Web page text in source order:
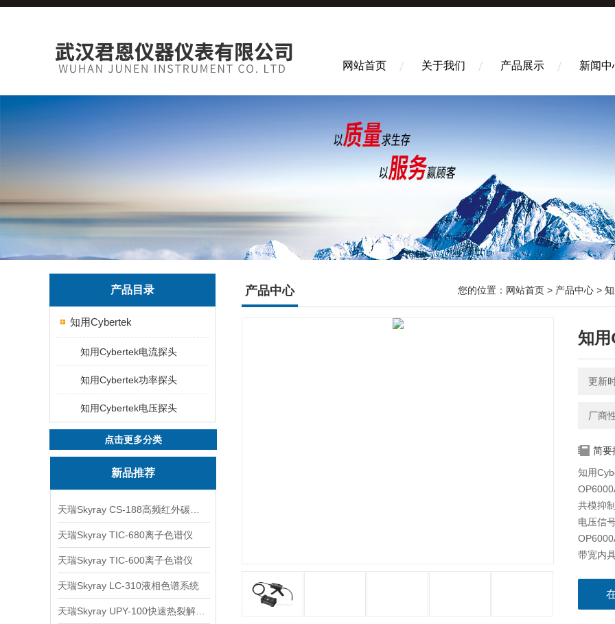
网站首页 关于我们 产品展示 新闻中
产品目录
知用Cybertek
知用Cybertek电流探头
知用Cybertek功率探头
知用Cybertek电压探头
点击更多分类
新品推荐
天瑞Skyray TIC-680离子色谱仪
天瑞Skyray TIC-600离子色谱仪
天瑞Skyray LC-310液相色谱系统
产品中心 您的位置： 网站首页 > 产品中心 >
知用
更新
厂商
简要
知用
共模抑
电压信
带宽内